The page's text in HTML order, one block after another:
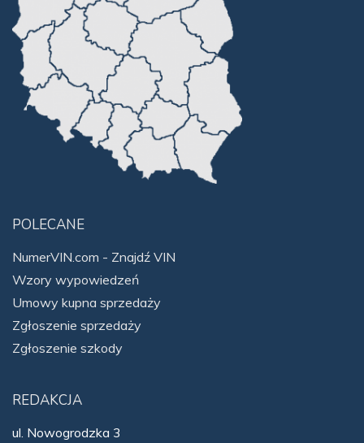
POLECANE
NumerVIN.com - Znajdź VIN
Wzory wypowiedzeń
Umowy kupna sprzedaży
Zgłoszenie sprzedaży
Zgłoszenie szkody
REDAKCJA
ul. Nowogrodzka 3